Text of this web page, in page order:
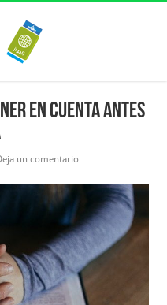
en cuenta antes
un comentario